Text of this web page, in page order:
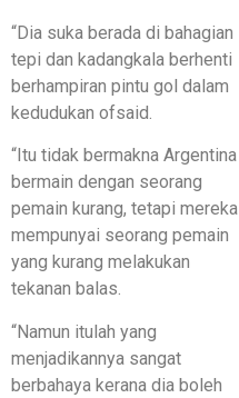
“Dia suka berada di bahagian
tepi dan kadangkala berhenti
berhampiran pintu gol dalam
kedudukan ofsaid.
“Itu tidak bermakna Argentina
bermain dengan seorang
pemain kurang, tetapi mereka
mempunyai seorang pemain
yang kurang melakukan
tekanan balas.
“Namun itulah yang
menjadikannya sangat
berbahaya kerana dia boleh